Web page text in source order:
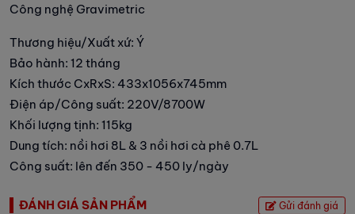
Công nghệ Gravimetric
Thương hiệu/Xuất xứ: Ý
Bảo hành: 12 tháng
Kích thước CxRxS: 433x1056x745mm
Điện áp/Công suất: 220V/8700W
Khối lượng tịnh: 115kg
Dung tích: nồi hơi 8L & 3 nồi hơi cà phê 0.7L
Công suất: lên đến 350 - 450 ly/ngày
ĐÁNH GIÁ SẢN PHẨM Gửi đánh giá